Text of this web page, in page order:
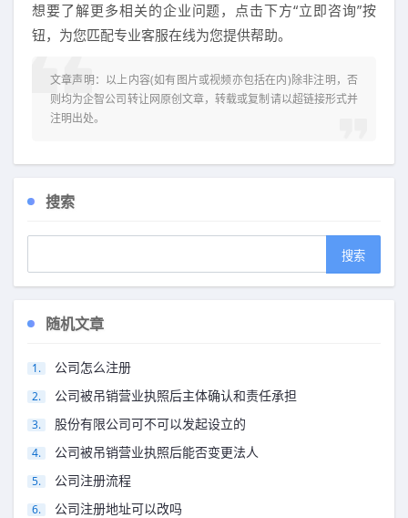
想要了解更多相关的企业问题，点击下方“立即咨询”按
钮，为您匹配专业客服在线为您提供帮助。
文章声明：以上内容(如有图片或视频亦包括在内)除非注明，否
则均为企智公司转让网原创文章，转载或复制请以超链接形式并
注明出处。
搜索
随机文章
公司怎么注册
公司被吊销营业执照后主体确认和责任承担
股份有限公司可不可以发起设立的
公司被吊销营业执照后能否变更法人
公司注册流程
公司注册地址可以改吗